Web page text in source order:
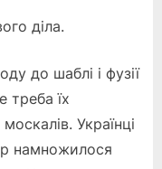
діла.
до шаблі і фузії
треба їх
Українці
намножилося